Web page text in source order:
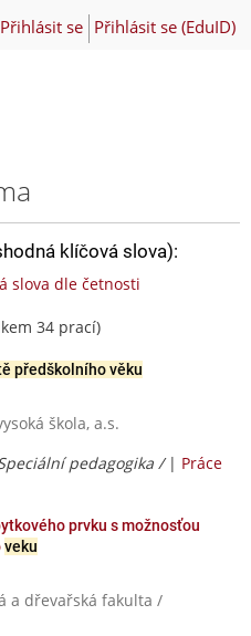
Přihlásit se Přihlásit se (EduID)
klíčová slova):
slova dle četnosti
34 prací)
předškolního věku
škola, a.s.
pedagogika / | Práce
prvku s možnosťou
veku
a dřevařská fakulta /